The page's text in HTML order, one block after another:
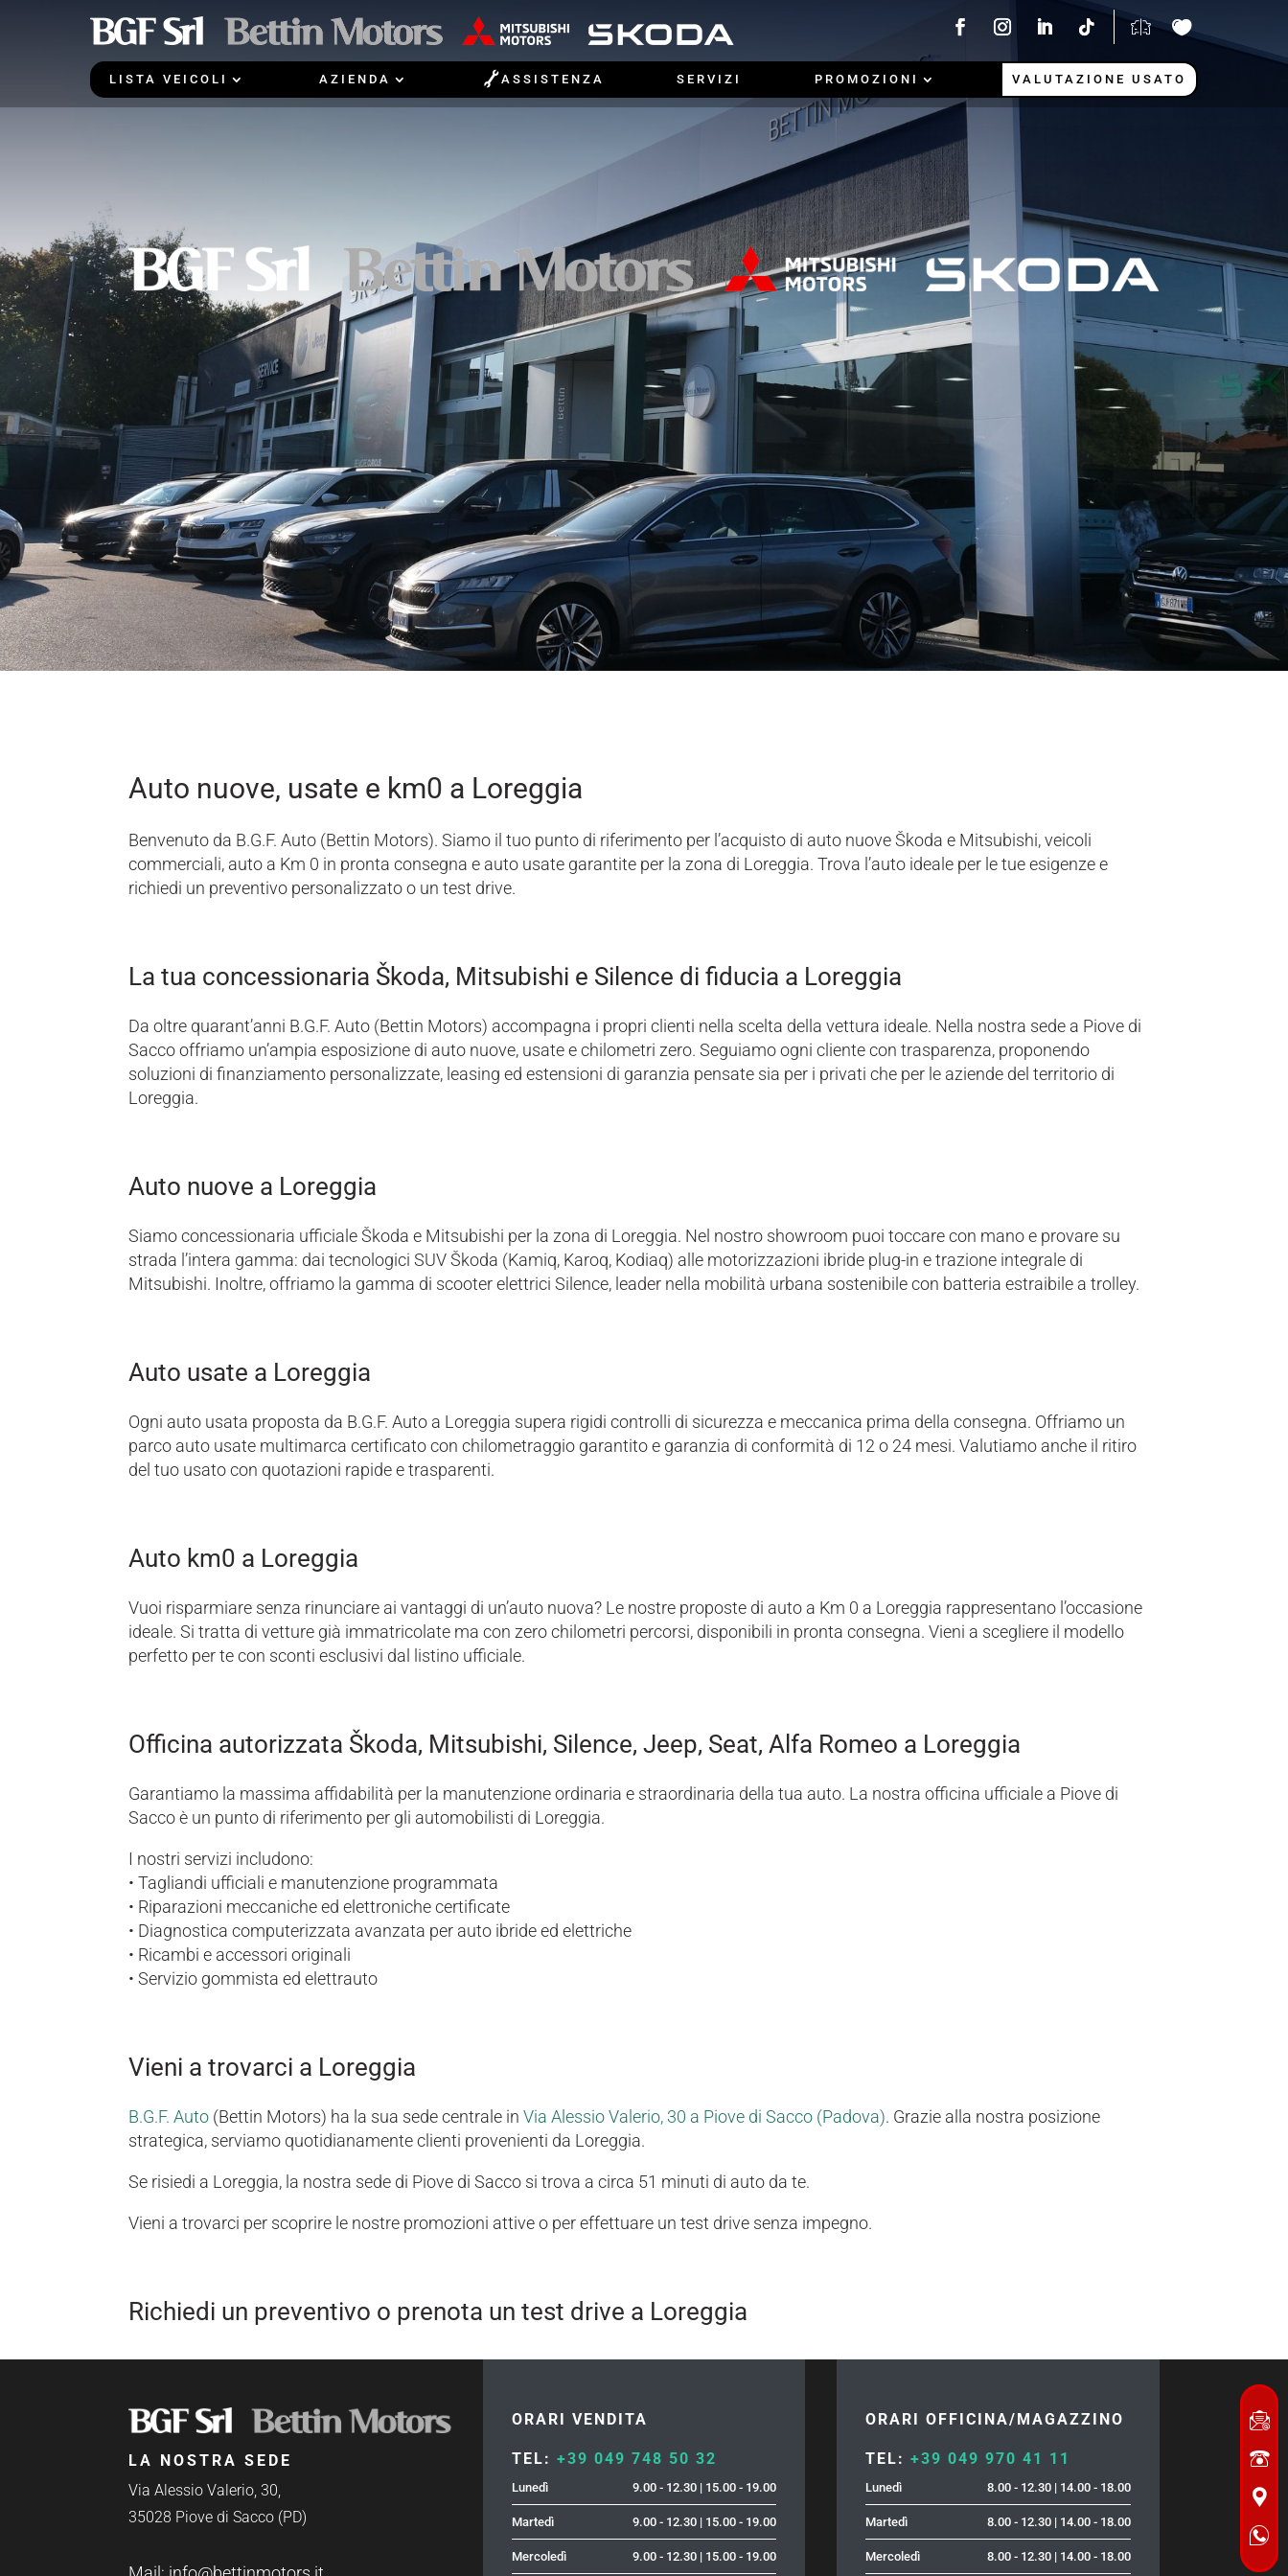
LISTA VEICOLI AZIENDA ASSISTENZA SERVIZI PROMOZIONI VALUTAZIONE USATO
Auto nuove, usate e km0 a Loreggia
Benvenuto da B.G.F. Auto (Bettin Motors). Siamo il tuo punto di riferimento per l’acquisto di auto nuove Škoda e Mitsubishi, veicoli
commerciali, auto a Km 0 in pronta consegna e auto usate garantite per la zona di Loreggia. Trova l’auto ideale per le tue esigenze e
richiedi un preventivo personalizzato o un test drive.
La tua concessionaria Škoda, Mitsubishi e Silence di fiducia a Loreggia
Da oltre quarant’anni B.G.F. Auto (Bettin Motors) accompagna i propri clienti nella scelta della vettura ideale. Nella nostra sede a Piove di
Sacco offriamo un’ampia esposizione di auto nuove, usate e chilometri zero. Seguiamo ogni cliente con trasparenza, proponendo
soluzioni di finanziamento personalizzate, leasing ed estensioni di garanzia pensate sia per i privati che per le aziende del territorio di
Loreggia.
Auto nuove a Loreggia
Siamo concessionaria ufficiale Škoda e Mitsubishi per la zona di Loreggia. Nel nostro showroom puoi toccare con mano e provare su
strada l’intera gamma: dai tecnologici SUV Škoda (Kamiq, Karoq, Kodiaq) alle motorizzazioni ibride plug-in e trazione integrale di
Mitsubishi. Inoltre, offriamo la gamma di scooter elettrici Silence, leader nella mobilità urbana sostenibile con batteria estraibile a trolley.
Auto usate a Loreggia
Ogni auto usata proposta da B.G.F. Auto a Loreggia supera rigidi controlli di sicurezza e meccanica prima della consegna. Offriamo un
parco auto usate multimarca certificato con chilometraggio garantito e garanzia di conformità di 12 o 24 mesi. Valutiamo anche il ritiro
del tuo usato con quotazioni rapide e trasparenti.
Auto km0 a Loreggia
Vuoi risparmiare senza rinunciare ai vantaggi di un’auto nuova? Le nostre proposte di auto a Km 0 a Loreggia rappresentano l’occasione
ideale. Si tratta di vetture già immatricolate ma con zero chilometri percorsi, disponibili in pronta consegna. Vieni a scegliere il modello
perfetto per te con sconti esclusivi dal listino ufficiale.
Officina autorizzata Škoda, Mitsubishi, Silence, Jeep, Seat, Alfa Romeo a Loreggia
Garantiamo la massima affidabilità per la manutenzione ordinaria e straordinaria della tua auto. La nostra officina ufficiale a Piove di
Sacco è un punto di riferimento per gli automobilisti di Loreggia.
I nostri servizi includono:
• Tagliandi ufficiali e manutenzione programmata
• Riparazioni meccaniche ed elettroniche certificate
• Diagnostica computerizzata avanzata per auto ibride ed elettriche
• Ricambi e accessori originali
• Servizio gommista ed elettrauto
Vieni a trovarci a Loreggia
B.G.F. Auto (Bettin Motors) ha la sua sede centrale inVia Alessio Valerio, 30 a Piove di Sacco (Padova). Grazie alla nostra posizione
strategica, serviamo quotidianamente clienti provenienti da Loreggia.
Se risiedi a Loreggia, la nostra sede di Piove di Sacco si trova a circa 51 minuti di auto da te.
Vieni a trovarci per scoprire le nostre promozioni attive o per effettuare un test drive senza impegno.
Richiedi un preventivo o prenota un test drive a Loreggia
LA NOSTRA SEDE
Via Alessio Valerio, 30,
35028 Piove di Sacco (PD)
ORARI VENDITA
TEL: +39 049 748 50 32
Lunedì 9.00 - 12.30 | 15.00 - 19.00
Martedì 9.00 - 12.30 | 15.00 - 19.00
Mercoledì 9.00 - 12.30 | 15.00 - 19.00
ORARI OFFICINA/MAGAZZINO
TEL: +39 049 970 41 11
Lunedì 8.00 - 12.30 | 14.00 - 18.00
Martedì 8.00 - 12.30 | 14.00 - 18.00
Mercoledì 8.00 - 12.30 | 14.00 - 18.00